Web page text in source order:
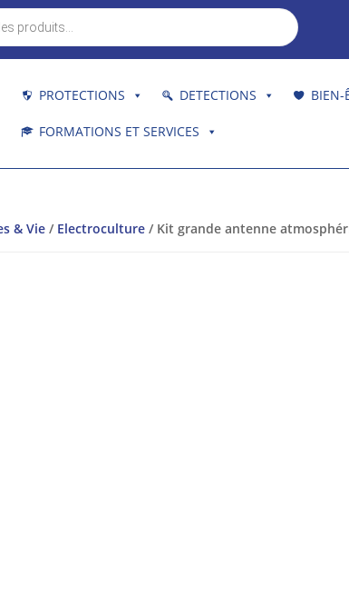
PROTECTIONS DETECTIONS BIEN-
FORMATIONS ET SERVICES
& Vie / Electroculture / Kit grande antenne